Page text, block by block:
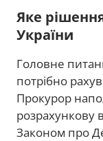
Яке
України
Головне
потрібно
Прокурор
розрахункову
Законом про